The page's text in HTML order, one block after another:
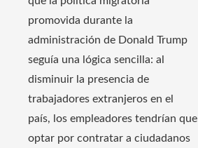
promovida durante la
administración de Donald Trump
seguía una lógica sencilla: al
disminuir la presencia de
trabajadores extranjeros en el
país, los empleadores tendrían que
optar por contratar a ciudadanos